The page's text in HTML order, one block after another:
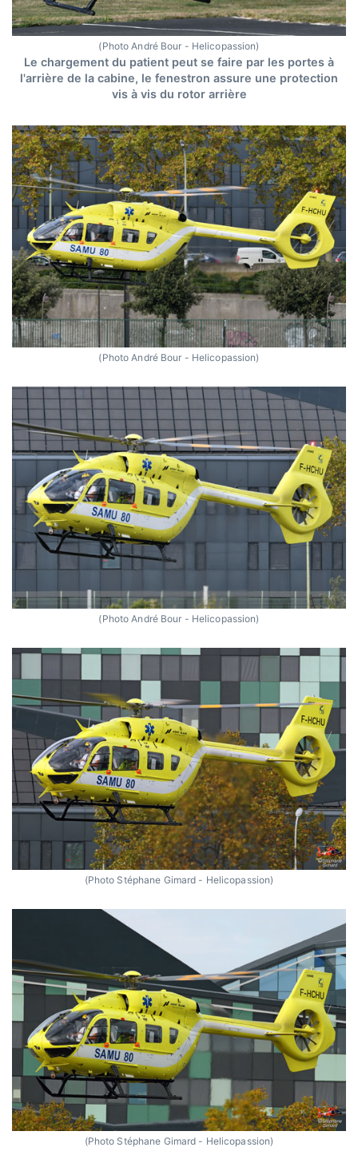
(Photo André Bour - Helicopassion)
Le chargement du patient peut se faire par les portes à
l'arrière de la cabine, le fenestron assure une protection
vis à vis du rotor arrière
(Photo André Bour - Helicopassion)
(Photo André Bour - Helicopassion)
(Photo Stéphane Gimard - Helicopassion)
(Photo Stéphane Gimard - Helicopassion)